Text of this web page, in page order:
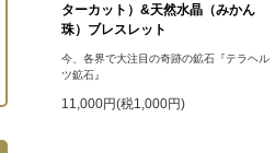
ターカット）&天然水晶（みかん
珠）ブレスレット
今、各界で大注目の奇跡の鉱石『テラヘル
ツ鉱石』
11,000円(税1,000円)